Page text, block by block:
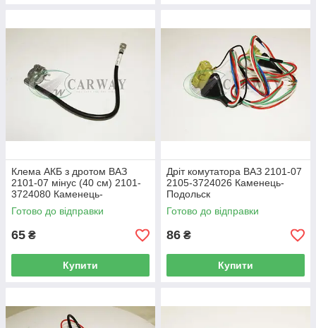
Клема АКБ з дротом ВАЗ
2101-07 мінус (40 см) 2101-
3724080 Каменець-
Поздовжній
Готово до відправки
65 ₴
Купити
Дріт комутатора ВАЗ 2101-07
2105-3724026 Каменець-
Подольск
Готово до відправки
86 ₴
Купити